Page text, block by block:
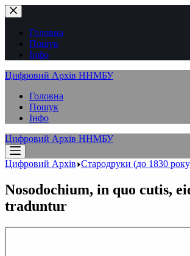
Перейти
до
вмістуГоловна
Пошук
Інфо
Цифровий Архів ННМБУ
Головна
Пошук
Інфо
Цифровий Архів ННМБУ
Цифровий Архів Стародруки (до 1830
Nosodochium, in quo cutis,
traduntur